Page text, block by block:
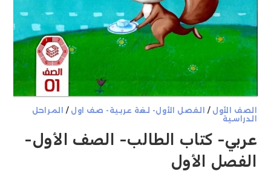
الصف الأول / الفصل الأول- لغة عربية- صف اول / المراحل
الدراسية
عربي- كتاب الطالب- الصف الأول-
الفصل الأول